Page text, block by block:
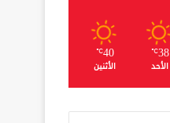
38
℃
الأحد
40
℃
الأثنين